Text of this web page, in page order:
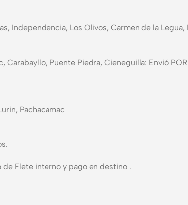
Independencia, Los Olivos, Carmen de la
Puente Piedra, Cieneguilla: Envió POR
Pachacamac
Flete interno y pago en destino .